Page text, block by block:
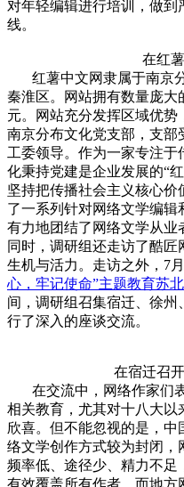
对年轻编辑进行培训，做
线。
在红
红薯中文网隶属于南京
秦淮区。网站拥有数量庞
元。网站充分发挥区域优
南京分布文化党支部，支部
工委领导。作为一家专注
化秉持党建是企业发展的“
坚持把传播社会主义核心
了一系列针对网络文学编辑
有力地团结了网络文学从业
同时，调研组还走访了酷
生机与活力。走访之外， 7月
心，牢记使命”主题教育苏
间，调研组召集宿迁、徐
行了深入的座谈交流。
在宿迁召
在交流中，网络作家们
相关教育，尤其对十八大以
欣喜。但不能忽视的是，中
络文学创作方式较为封闭，
频率低、途径少、精力不
有效覆盖所有作者，而地方